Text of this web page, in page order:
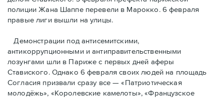
полиции Жана Шаппе перевели в Марокко. 6 февраля
правые лиги вышли на улицы.
Демонстрации под антисемитскими,
антикоррупционными и антиправительственными
лозунгами шли в Париже с первых дней аферы
Ставиского. Однако 6 февраля своих людей на площадь
Согласия призвали сразу все — «Патриотическая
молодёжь», «Королевские камелоты», «Французское